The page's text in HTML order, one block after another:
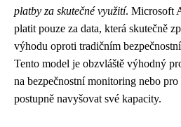
platby za skutečné využití. Microsoft
platit pouze za data, která skutečně
výhodu oproti tradičním
Tento model je obzvláště výhodný
na bezpečnostní monitoring nebo
postupně navyšovat své kapacity.